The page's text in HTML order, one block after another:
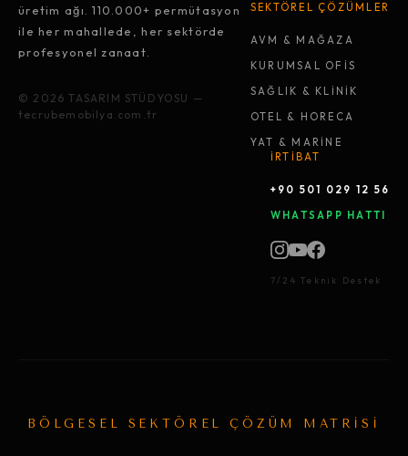
üretim ağı. 110.000+ permütasyon
ile her mahallede, her sektörde
profesyonel zanaat.
© 2026 TASARIM STÜDYOSU —
tecrubemobilya.com.tr
SEKTÖREL ÇÖZÜMLER
AVM & MAĞAZA
KURUMSAL OFİS
SAĞLIK & KLİNİK
OTEL & HORECA
YAT & MARİNE
İRTİBAT
+90 501 029 12 56
WHATSAPP HATTI
7/24 Teknik Destek
BÖLGESEL SEKTÖREL ÇÖZÜM MATRİSİ